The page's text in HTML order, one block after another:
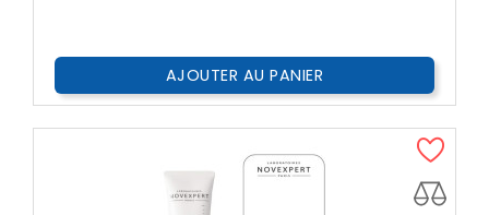
AJOUTER AU PANIER